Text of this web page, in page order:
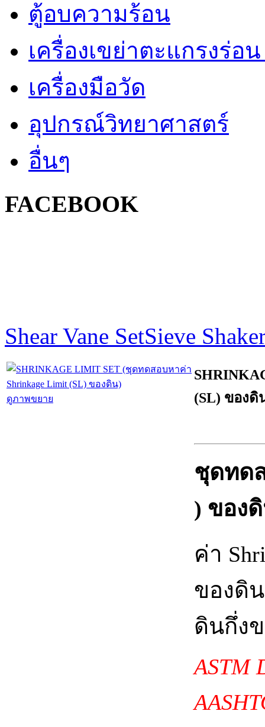
ตู้อบความร้อน
เครื่องเขย่าตะแกรงร่อ
เครื่องมือวัด
อุปกรณ์วิทยาศาสตร์
อื่นๆ
FACEBOOK
Shear Vane SetSieve
ดูภาพขยาย
(SL) ของดิ
ชุดทด
) ของ
ค่า
ของดิ
ดินกึ่ง
ASTM